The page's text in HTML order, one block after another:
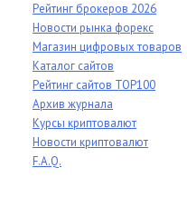
Рейтинг брокеров 2026
Новости рынка форекс
Магазин цифровых товаров
Каталог сайтов
Рейтинг сайтов TOP100
Архив журнала
Курсы криптовалют
Новости криптовалют
F.A.Q.